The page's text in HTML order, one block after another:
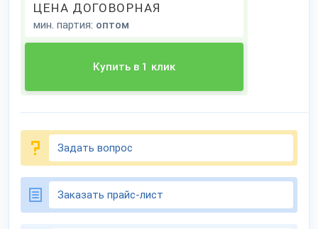
ЦЕНА ДОГОВОРНАЯ
мин. партия: оптом
Купить в 1 клик
Задать вопрос
Заказать прайс-лист